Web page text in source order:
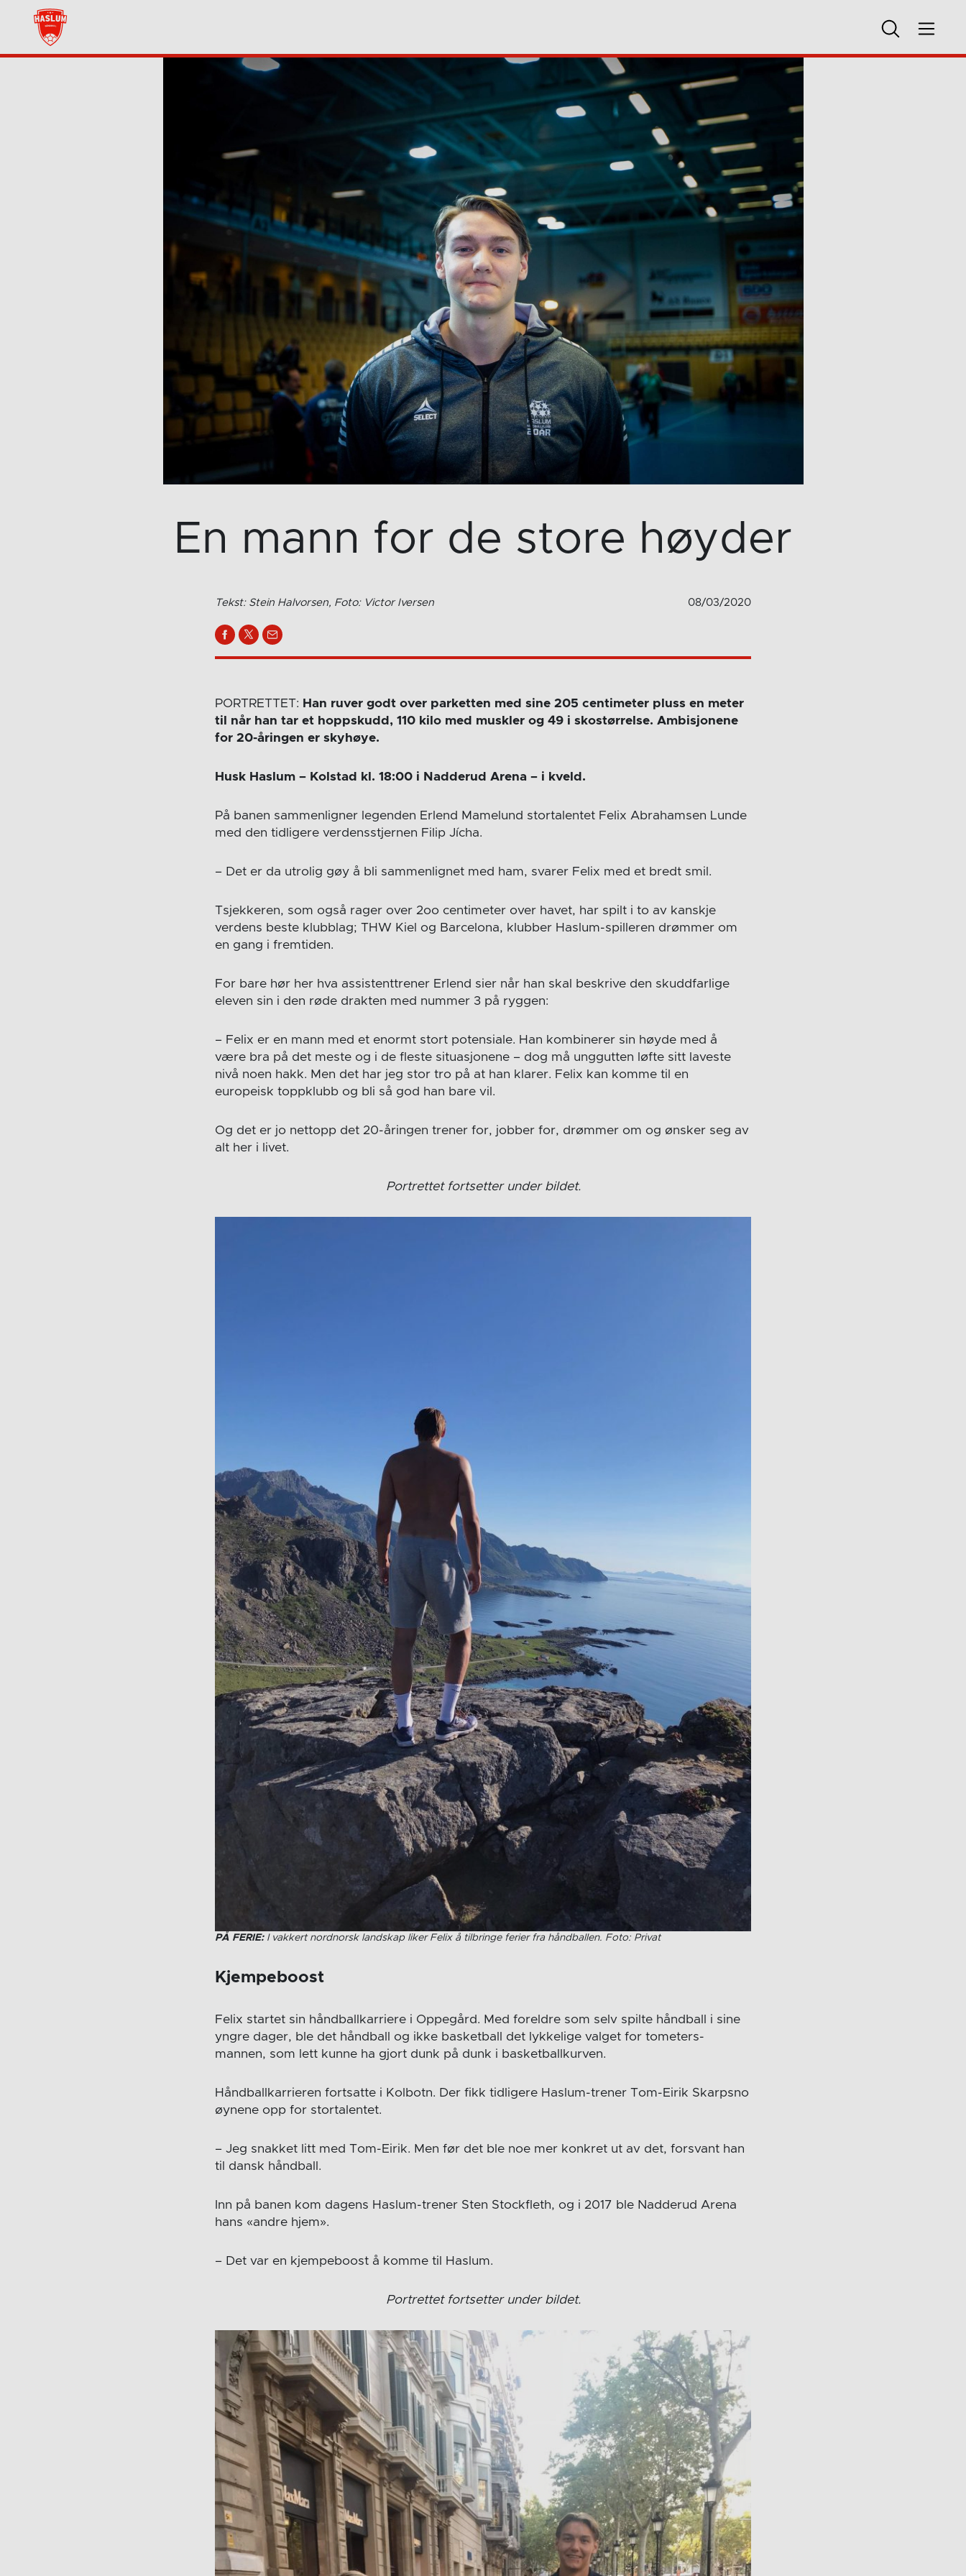
En mann for de store høyder
Tekst: Stein Halvorsen, Foto: Victor Iversen 08/03/2020
PORTRETTET: Han ruver godt over parketten med sine 205 centimeter pluss en meter
til når han tar et hoppskudd, 110 kilo med muskler og 49 i skostørrelse. Ambisjonene
for 20-åringen er skyhøye.
Husk Haslum – Kolstad kl. 18:00 i Nadderud Arena – i kveld.
På banen sammenligner legenden Erlend Mamelund stortalentet Felix Abrahamsen Lunde
med den tidligere verdensstjernen Filip Jícha.
– Det er da utrolig gøy å bli sammenlignet med ham, svarer Felix med et bredt smil.
Tsjekkeren, som også rager over 2oo centimeter over havet, har spilt i to av kanskje
verdens beste klubblag; THW Kiel og Barcelona, klubber Haslum-spilleren drømmer om
en gang i fremtiden.
For bare hør her hva assistenttrener Erlend sier når han skal beskrive den skuddfarlige
eleven sin i den røde drakten med nummer 3 på ryggen:
– Felix er en mann med et enormt stort potensiale. Han kombinerer sin høyde med å
være bra på det meste og i de fleste situasjonene – dog må unggutten løfte sitt laveste
nivå noen hakk. Men det har jeg stor tro på at han klarer. Felix kan komme til en
europeisk toppklubb og bli så god han bare vil.
Og det er jo nettopp det 20-åringen trener for, jobber for, drømmer om og ønsker seg av
alt her i livet.
Portrettet fortsetter under bildet.
PÅ FERIE:I vakkert nordnorsk landskap liker Felix å tilbringe ferier fra håndballen. Foto: Privat
Kjempeboost
Felix startet sin håndballkarriere i Oppegård. Med foreldre som selv spilte håndball i sine
yngre dager, ble det håndball og ikke basketball det lykkelige valget for tometers-
mannen, som lett kunne ha gjort dunk på dunk i basketballkurven.
Håndballkarrieren fortsatte i Kolbotn. Der fikk tidligere Haslum-trener Tom-Eirik Skarpsno
øynene opp for stortalentet.
– Jeg snakket litt med Tom-Eirik. Men før det ble noe mer konkret ut av det, forsvant han
til dansk håndball.
Inn på banen kom dagens Haslum-trener Sten Stockfleth, og i 2017 ble Nadderud Arena
hans «andre hjem».
– Det var en kjempeboost å komme til Haslum.
Portrettet fortsetter under bildet.